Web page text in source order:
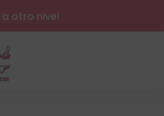
otro nivel